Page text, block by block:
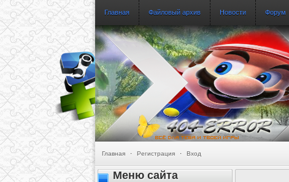
Главная Файловый архив Новости Форум
Главная · Регистрация · Вход
Меню сайта